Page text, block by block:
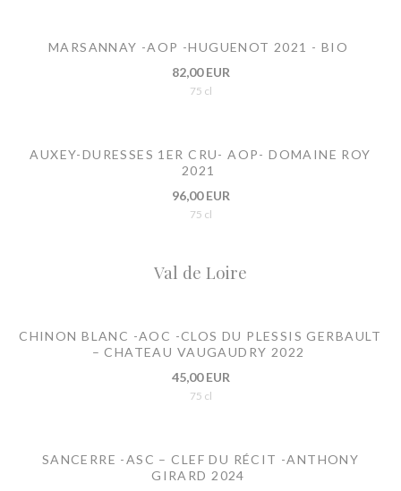
MARSANNAY -AOP -HUGUENOT 2021 - BIO
82,00 EUR
75 cl
AUXEY-DURESSES 1ER CRU- AOP- DOMAINE ROY
2021
96,00 EUR
75 cl
Val de Loire
CHINON BLANC -AOC -CLOS DU PLESSIS GERBAULT
– CHATEAU VAUGAUDRY 2022
45,00 EUR
75 cl
SANCERRE -ASC – CLEF DU RÉCIT -ANTHONY
GIRARD 2024